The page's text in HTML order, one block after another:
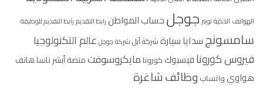
الهواتف الذكيةتويتر جوجلحساب المواطن رابط التقديم رابط التقديم للوظيفة
سامسونجسداياسيارةشركة أبلشركة جوجلعالم التكنولوجيا
فيروس كورونافيسبوككورونا مايكروسوفتمنصة أبشرناساهاتف
هواويواتساب وظائف شاغرة